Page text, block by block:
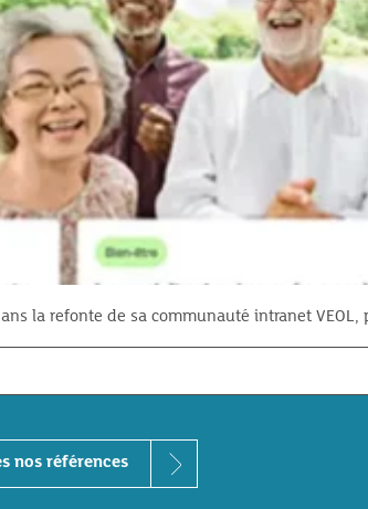
la refonte de sa communauté intranet
nos références